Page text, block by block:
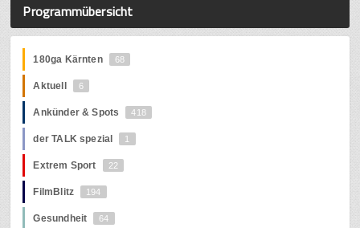
Programmübersicht
180ga Kärnten 68
Aktuell 6
Ankünder & Spots 418
der TALK spezial 1
Extrem Sport 22
FilmBlitz 194
Gesundheit 64